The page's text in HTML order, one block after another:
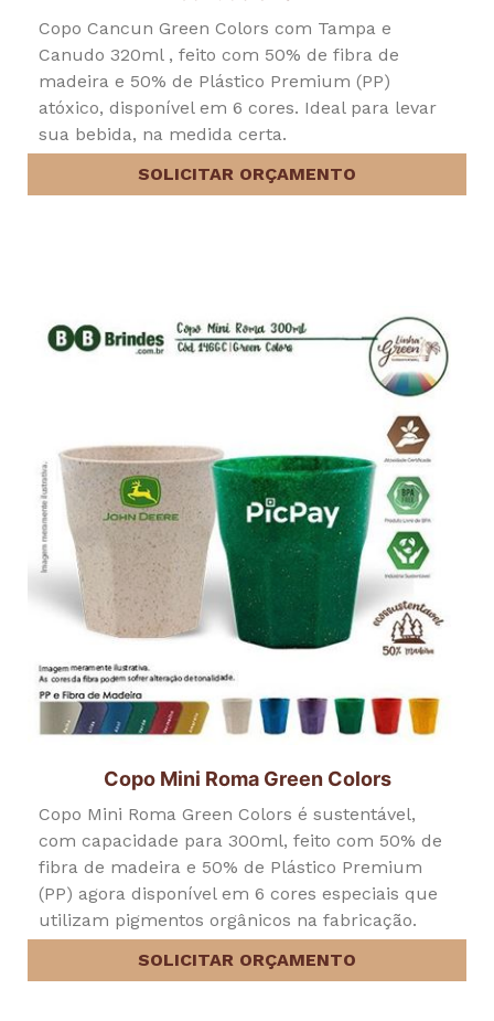
Copo Cancun Green Colors com Tampa e
Canudo 320ml , feito com 50% de fibra de
madeira e 50% de Plástico Premium (PP)
atóxico, disponível em 6 cores. Ideal para levar
sua bebida, na medida certa.
SOLICITAR ORÇAMENTO
Copo Mini Roma Green Colors
Copo Mini Roma Green Colors é sustentável,
com capacidade para 300ml, feito com 50% de
fibra de madeira e 50% de Plástico Premium
(PP) agora disponível em 6 cores especiais que
utilizam pigmentos orgânicos na fabricação.
SOLICITAR ORÇAMENTO